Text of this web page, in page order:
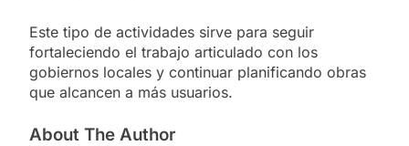
Este tipo de actividades sirve para seguir
fortaleciendo el trabajo articulado con los
gobiernos locales y continuar planificando obras
que alcancen a más usuarios.
About The Author